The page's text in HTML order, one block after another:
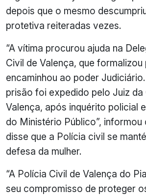
depois que o mesmo
protetiva reiteradas vezes.
“A vítima procurou ajuda na
Civil de Valença, que
encaminhou ao poder
prisão foi expedido pelo Juiz da
Valença, após inquérito policial
do Ministério Público”, informou
disse que a Polícia civil se
defesa da mulher.
“A Polícia Civil de Valença do
seu compromisso de proteger